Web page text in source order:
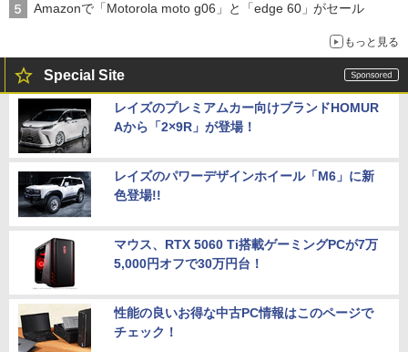
Amazonで「Motorola moto g06」と「edge 60」がセール
もっと見る
Special Site
レイズのプレミアムカー向けブランドHOMUR
Aから「2×9R」が登場！
レイズのパワーデザインホイール「M6」に新
色登場!!
マウス、RTX 5060 Ti搭載ゲーミングPCが7万
5,000円オフで30万円台！
性能の良いお得な中古PC情報はこのページで
チェック！